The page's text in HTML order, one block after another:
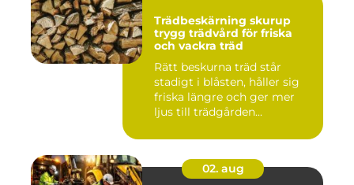
Trädbeskärning skurup
trygg trädvård för friska
och vackra träd
Rätt beskurna träd står
stadigt i blåsten, håller sig
friska längre och ger mer
ljus till trädgården...
02. aug